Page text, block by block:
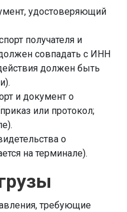
удостоверяющий
получателя и
совпадать с ИНН
должен быть
и документ о
или протокол;
о
на терминале).
требующие